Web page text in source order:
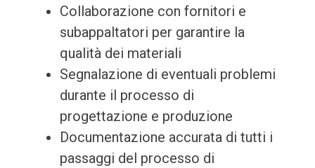
Collaborazione con fornitori e
subappaltatori per garantire la
qualità dei materiali
Segnalazione di eventuali problemi
durante il processo di
progettazione e produzione
Documentazione accurata di tutti i
passaggi del processo di